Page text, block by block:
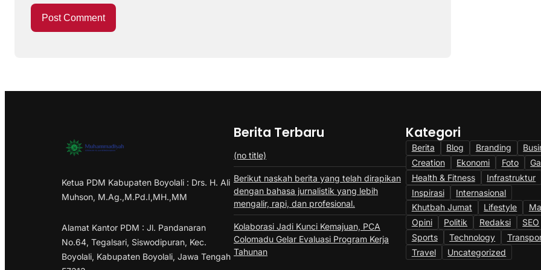
Ketua PDM Kabupaten Boyolali : Drs. H. Ali
Muhson, M.Ag.,M.Pd.I,MH.,MM
Alamat Kantor PDM : Jl. Pandanaran
No.64, Tegalsari, Siswodipuran, Kec.
Boyolali, Kabupaten Boyolali, Jawa Tengah
Berita Terbaru
(no title)
Berikut naskah berita yang telah dirapikan
dengan bahasa jurnalistik yang lebih
mengalir, rapi, dan profesional.
Kolaborasi Jadi Kunci Kemajuan, PCA
Colomadu Gelar Evaluasi Program Kerja
Tahunan
Kategori
Berita Blog Branding
Creation
Ekonomi Foto
Health & Fitness
Infrastruktur
Inspirasi
Internasional
Khutbah Jumat
Lifestyle
Opini
Politik Redaksi
SEO
Sports
Technology
Travel
Uncategorized